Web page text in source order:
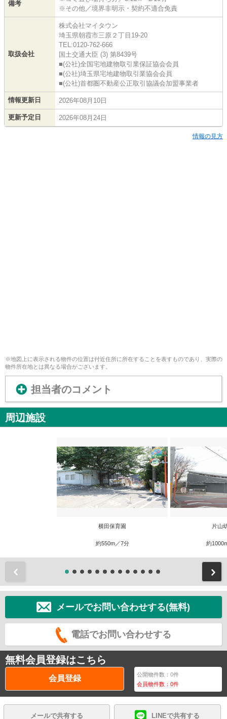
備考
※その他／境界非明示・契約不適合免責
取扱会社
株式会社マイタウン
埼玉県朝霞市三原２丁目19-20
TEL:0120-762-666
国土交通大臣 (3) 第8439号
■(公社)全国宅地建物取引業保証協会会員
■(公社)埼玉県宅地建物取引業協会会員
■(公社)首都圏不動産公正取引協議会加盟事業者
情報更新日 2026年08月10日
更新予定日 2026年08月24日
情報の見方
※地図上に表示される物件の位置は付近住所に所在することを表すものであり、実際の
物件所在地とは異なる場合がございます。
担当者のコメント
周辺施設
横田保育園
約550m／7分
片山
約
メールでお問い合わせする(無料)
電話でお問い合わせする
無料会員登録はこちら
会員登録 公開物件数：0件
会員物件数：0件
メールで共有する LINEで共有する